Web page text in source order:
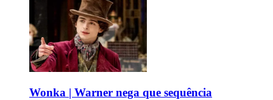
Wonka | Warner nega que sequência